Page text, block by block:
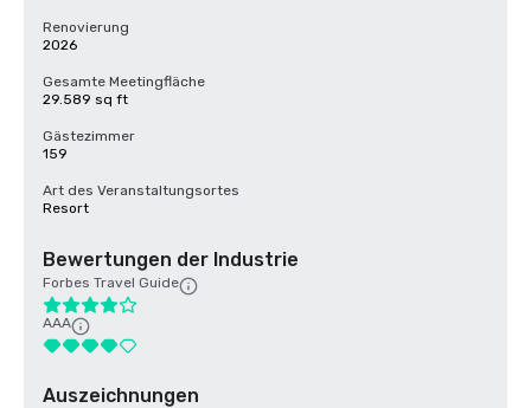
Renovierung
2026
Gesamte Meetingfläche
29.589 sq ft
Gästezimmer
159
Art des Veranstaltungsortes
Resort
Bewertungen der Industrie
Forbes Travel Guide
AAA
Auszeichnungen